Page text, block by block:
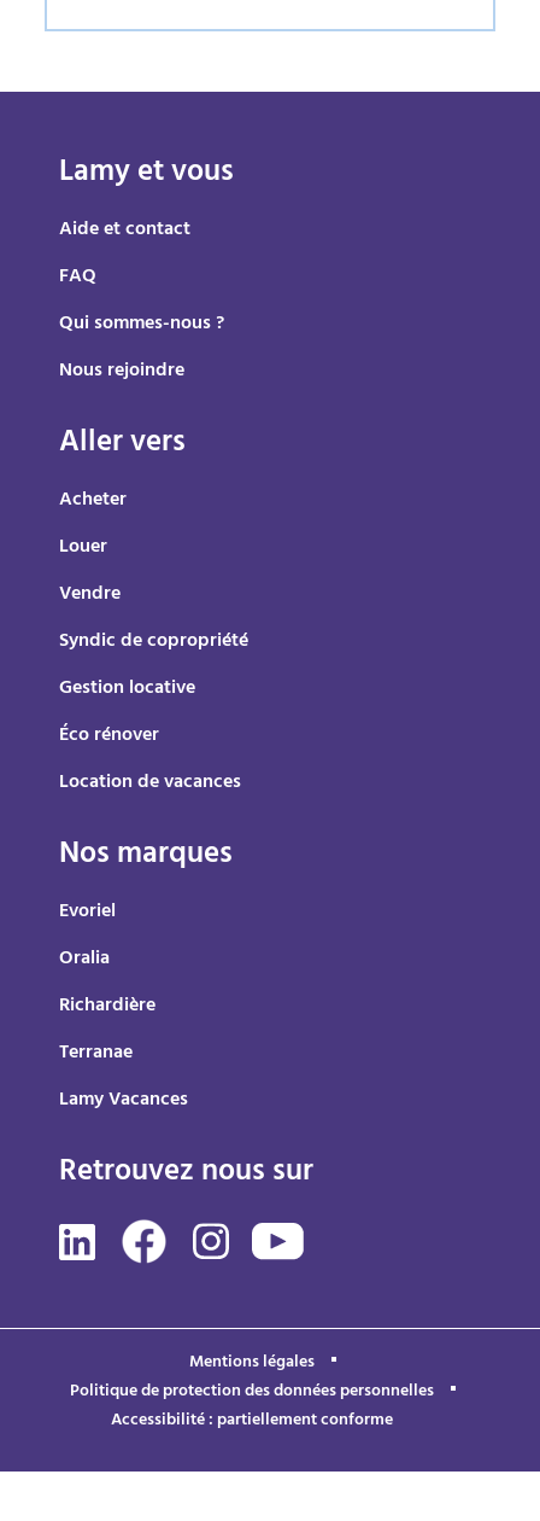
Lamy et vous
Aide et contact
FAQ
Qui sommes-nous ?
Nous rejoindre
Aller vers
Acheter
Louer
Vendre
Syndic de copropriété
Gestion locative
Éco rénover
Location de vacances
Nos marques
Evoriel
Oralia
Richardière
Terranae
Lamy Vacances
Retrouvez nous sur
Mentions légales
Politique de protection des données personnelles
Accessibilité : partiellement conforme